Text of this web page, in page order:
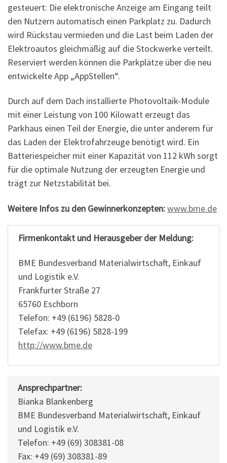
gesteuert: Die elektronische Anzeige am Eingang teilt
den Nutzern automatisch einen Parkplatz zu. Dadurch
wird Rückstau vermieden und die Last beim Laden der
Elektroautos gleichmäßig auf die Stockwerke verteilt.
Reserviert werden können die Parkplätze über die neu
entwickelte App „AppStellen“.
Durch auf dem Dach installierte Photovoltaik-Module
mit einer Leistung von 100 Kilowatt erzeugt das
Parkhaus einen Teil der Energie, die unter anderem für
das Laden der Elektrofahrzeuge benötigt wird. Ein
Batteriespeicher mit einer Kapazität von 112 kWh sorgt
für die optimale Nutzung der erzeugten Energie und
trägt zur Netzstabilität bei.
Weitere Infos zu den Gewinnerkonzepten:www.bme.de
Firmenkontakt und Herausgeber der Meldung:
BME Bundesverband Materialwirtschaft, Einkauf
und Logistik e.V.
Frankfurter Straße 27
65760 Eschborn
Telefon: +49 (6196) 5828-0
Telefax: +49 (6196) 5828-199
http://www.bme.de
Ansprechpartner:
Bianka Blankenberg
BME Bundesverband Materialwirtschaft, Einkauf
und Logistik e.V.
Telefon: +49 (69) 308381-08
Fax: +49 (69) 308381-89